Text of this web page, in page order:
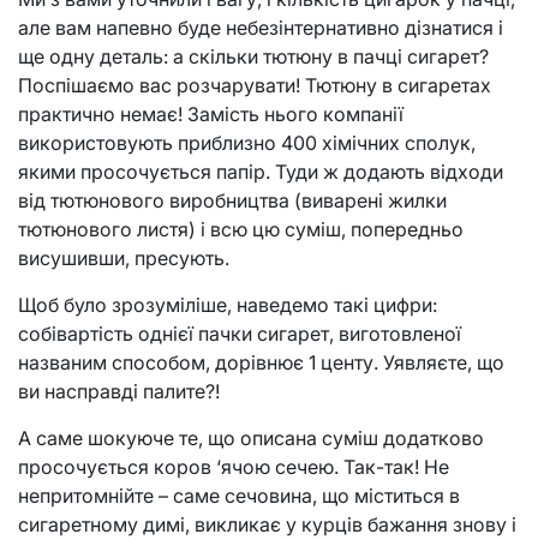
але вам напевно буде небезінтернативно дізнатися і
ще одну деталь: а скільки тютюну в пачці сигарет?
Поспішаємо вас розчарувати! Тютюну в сигаретах
практично немає! Замість нього компанії
використовують приблизно 400 хімічних сполук,
якими просочується папір. Туди ж додають відходи
від тютюнового виробництва (виварені жилки
тютюнового листя) і всю цю суміш, попередньо
висушивши, пресують.
Щоб було зрозуміліше, наведемо такі цифри:
собівартість однієї пачки сигарет, виготовленої
названим способом, дорівнює 1 центу. Уявляєте, що
ви насправді палите?!
А саме шокуюче те, що описана суміш додатково
просочується коров ‘ячою сечею. Так-так! Не
непритомнійте – саме сечовина, що міститься в
сигаретному димі, викликає у курців бажання знову і